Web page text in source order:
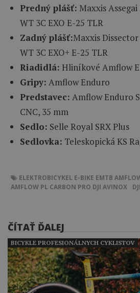
Predný plášť: Maxxis
WT 3C EXO E-25 TLR
Zadný plášť:Maxxis
WT 3C EXO+ E-25 TLR
Riadidlá: Hliníkové Amflow
Gripy: Amflow Enduro
Predstavec: Amflow Enduro
CNC, 35 mm
Sedlo: Selle Royal SRX Plus
Sedlovka: Teleskopická KS
ELEKTROBICYKEL E-BIKE EMTB
AMFLOW PL CARBON PRO DJI AVINOX DJI
ČÍTAŤ ĎALEJ
BICYKLE PROFESIONÁLNYCH CYKLISTOV